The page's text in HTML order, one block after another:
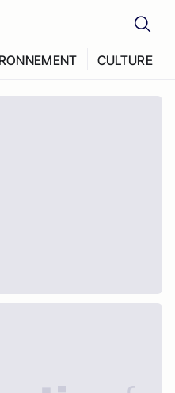
CULTURE